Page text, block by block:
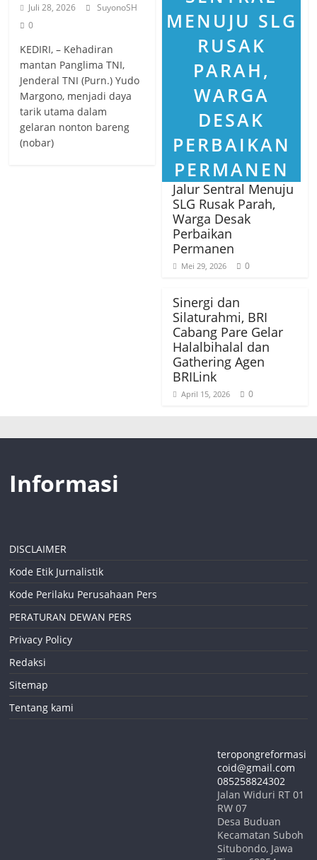
Juli 28, 2026
SuyonoSH
0
KEDIRI, – Kehadiran
mantan Panglima TNI,
Jenderal TNI (Purn.) Yudo
Margono, menjadi daya
tarik utama dalam
gelaran nonton bareng
(nobar)
Jalur Sentral Menuju
SLG Rusak Parah,
Warga Desak
Perbaikan
Permanen
Mei 29, 2026 0
Sinergi dan
Silaturahmi, BRI
Cabang Pare Gelar
Halalbihalal dan
Gathering Agen
BRILink
April 15, 2026 0
Informasi
DISCLAIMER
Kode Etik Jurnalistik
Kode Perilaku Perusahaan Pers
PERATURAN DEWAN PERS
Privacy Policy
Redaksi
Sitemap
Tentang kami
teropongreformasi
coid@gmail.com
085258824302
Jalan Widuri RT 01
RW 07
Desa Buduan
Kecamatan Suboh
Situbondo, Jawa